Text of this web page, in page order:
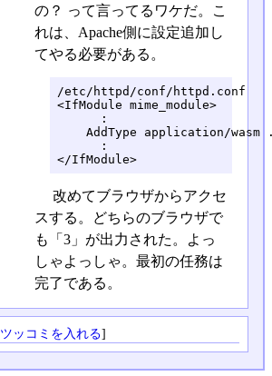
の？ って言ってるワケだ。こ
れは、Apache側に設定追加し
てやる必要がある。
/etc/httpd/conf/httpd.conf
<IfModule mime_module>
      :
AddType application/wasm
      :
</IfModule>
改めてブラウザからアクセ
スする。どちらのブラウザで
も「3」が出力された。よっ
しゃよっしゃ。最初の任務は
完了である。
ツッコミを入れる]